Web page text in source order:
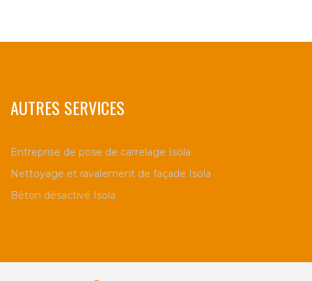
AUTRES SERVICES
Entreprise de pose de carrelage Isola
Nettoyage et ravalement de façade Isola
Béton désactivé Isola